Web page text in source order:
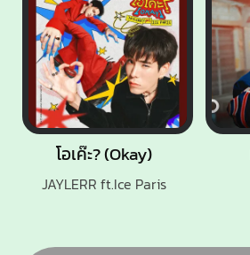
โอเค๊ะ? (Okay)
JAYLERR ft.Ice Paris